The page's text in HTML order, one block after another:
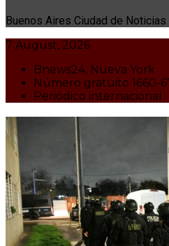
Buenos Aires Ciudad de Noticias
7 August, 2026
Bnews24, Nueva York
Número gratuito 1660-
Periódico internacional